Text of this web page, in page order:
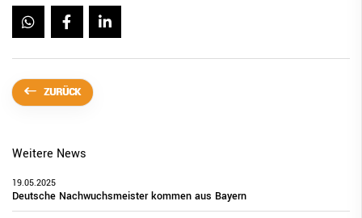
ZURÜCK
Weitere News
19.05.2025
Deutsche Nachwuchsmeister kommen aus Bayern